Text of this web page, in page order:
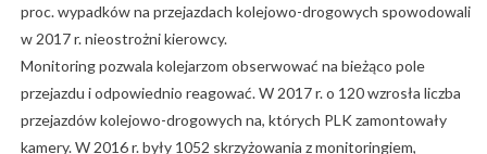
proc. wypadków na przejazdach kolejowo-drogowych spowodowali
w 2017 r. nieostrożni kierowcy.
Monitoring pozwala kolejarzom obserwować na bieżąco pole
przejazdu i odpowiednio reagować. W 2017 r. o 120 wzrosła liczba
przejazdów kolejowo-drogowych na, których PLK zamontowały
kamery. W 2016 r. były 1052 skrzyżowania z monitoringiem,